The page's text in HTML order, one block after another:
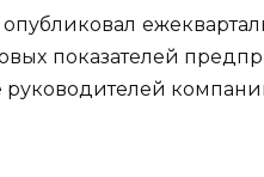
показателей
руководителей